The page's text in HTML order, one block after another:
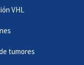
VHL
tumores